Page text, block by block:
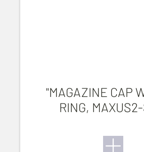
"MAGAZINE CAP
RING,